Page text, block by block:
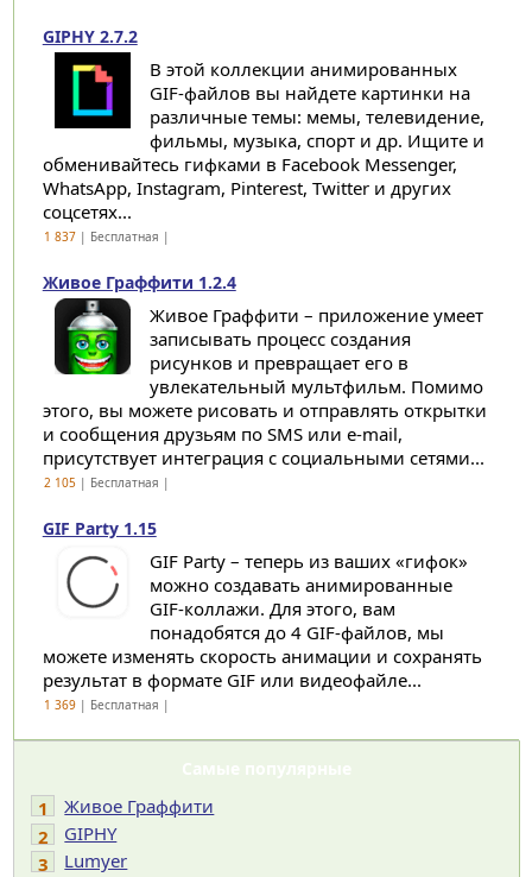
GIPHY 2.7.2
В этой коллекции анимированных
GIF-файлов вы найдете картинки на
различные темы: мемы, телевидение,
фильмы, музыка, спорт и др. Ищите и
обменивайтесь гифками в Facebook Messenger,
WhatsApp, Instagram, Pinterest, Twitter и других
соцсетях...
1 837| Бесплатная |
Живое Граффити 1.2.4
Живое Граффити – приложение умеет
записывать процесс создания
рисунков и превращает его в
увлекательный мультфильм. Помимо
этого, вы можете рисовать и отправлять открытки
и сообщения друзьям по SMS или e-mail,
присутствует интеграция с социальными сетями...
2 105| Бесплатная |
GIF Party 1.15
GIF Party – теперь из ваших «гифок»
можно создавать анимированные
GIF-коллажи. Для этого, вам
понадобятся до 4 GIF-файлов, мы
можете изменять скорость анимации и сохранять
результат в формате GIF или видеофайле...
1 369| Бесплатная |
Самые популярные
1
Живое Граффити
2
GIPHY
3
Lumyer